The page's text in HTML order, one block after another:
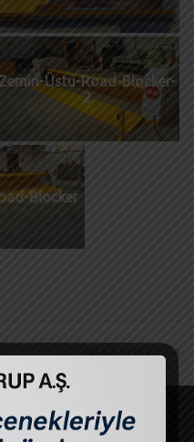
Üstü-Road-Blocker-
2
Blocker
NEXT POST